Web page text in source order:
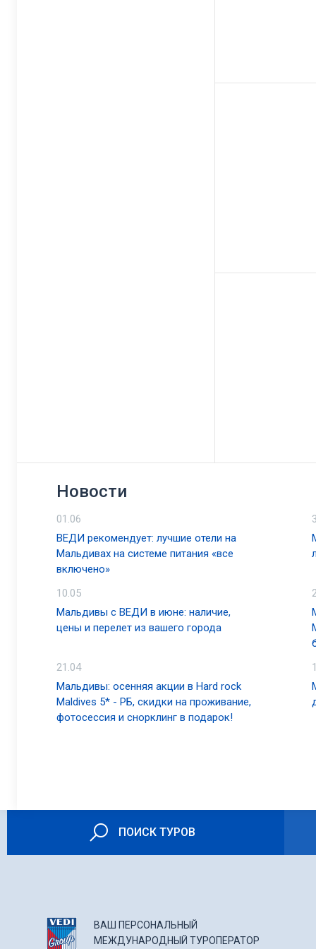
Новости
01.06
ВЕДИ рекомендует: лучшие отели на
Мальдивах на системе питания «все
включено»
10.05
Мальдивы с ВЕДИ в июне: наличие,
цены и перелет из вашего города
21.04
Мальдивы: осенняя акции в Hard rock
Maldives 5* - РБ, скидки на проживание,
фотосессия и снорклинг в подарок!
ПОИСК ТУРОВ
ВАШ ПЕРСОНАЛЬНЫЙ
МЕЖДУНАРОДНЫЙ ТУРОПЕРАТОР